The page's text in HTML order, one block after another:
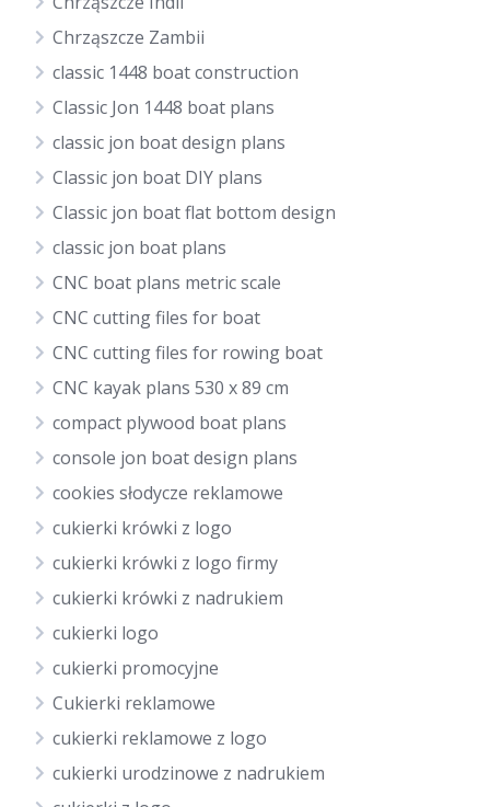
Chrząszcze Zambii
classic 1448 boat construction
Classic Jon 1448 boat plans
classic jon boat design plans
Classic jon boat DIY plans
Classic jon boat flat bottom design
classic jon boat plans
CNC boat plans metric scale
CNC cutting files for boat
CNC cutting files for rowing boat
CNC kayak plans 530 x 89 cm
compact plywood boat plans
console jon boat design plans
cookies słodycze reklamowe
cukierki krówki z logo
cukierki krówki z logo firmy
cukierki krówki z nadrukiem
cukierki logo
cukierki promocyjne
Cukierki reklamowe
cukierki reklamowe z logo
cukierki urodzinowe z nadrukiem